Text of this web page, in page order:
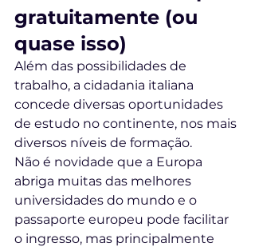
gratuitamente (ou
quase isso)
Além das possibilidades de
trabalho, a cidadania italiana
concede diversas oportunidades
de estudo no continente, nos mais
diversos níveis de formação.
Não é novidade que a Europa
abriga muitas das melhores
universidades do mundo e o
passaporte europeu pode facilitar
o ingresso, mas principalmente